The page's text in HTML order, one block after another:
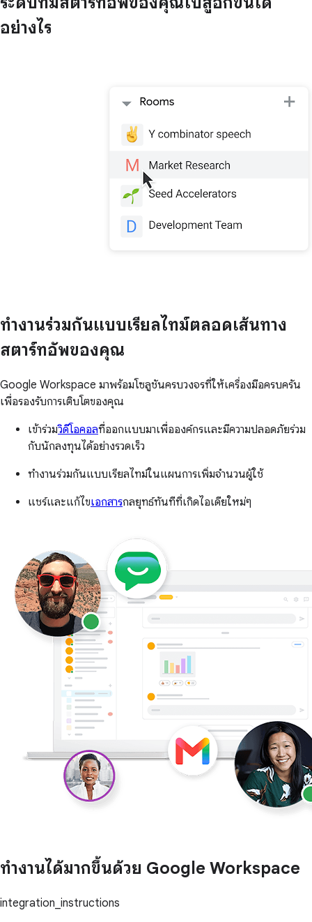
อย่างไร
ทำงานร่วมกันแบบเรียลไทม์ตลอดเส้นทาง
สตาร์ทอัพของคุณ
Google Workspace มาพร้อมโซลูชันครบวงจรที่ให้เครื่องมือครบครัน
เพื่อรองรับการเติบโตของคุณ
เข้าร่วมวิดีโอคอลที่ออกแบบมาเพื่อองค์กรและมีความปลอดภัยร่วม
กับนักลงทุนได้อย่างรวดเร็ว
ทำงานร่วมกันแบบเรียลไทม์ในแผนการเพิ่มจำนวนผู้ใช้
แชร์และแก้ไขเอกสารกลยุทธ์ทันทีที่เกิดไอเดียใหม่ๆ
ทำงานได้มากขึ้นด้วย Google Workspace
integration_instructions